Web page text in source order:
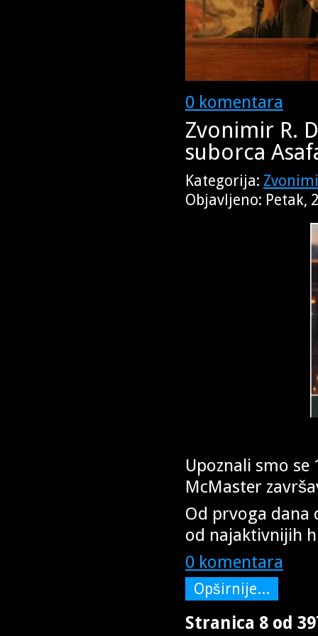
0 komentara
Zvonimir R.
suborca
Kategorija:
Objavljeno: Petak,
Upoznali smo
McMaster
Od prvoga dana
od najaktivnijih
0 komentara
Opširnije...
Stranica 8 od